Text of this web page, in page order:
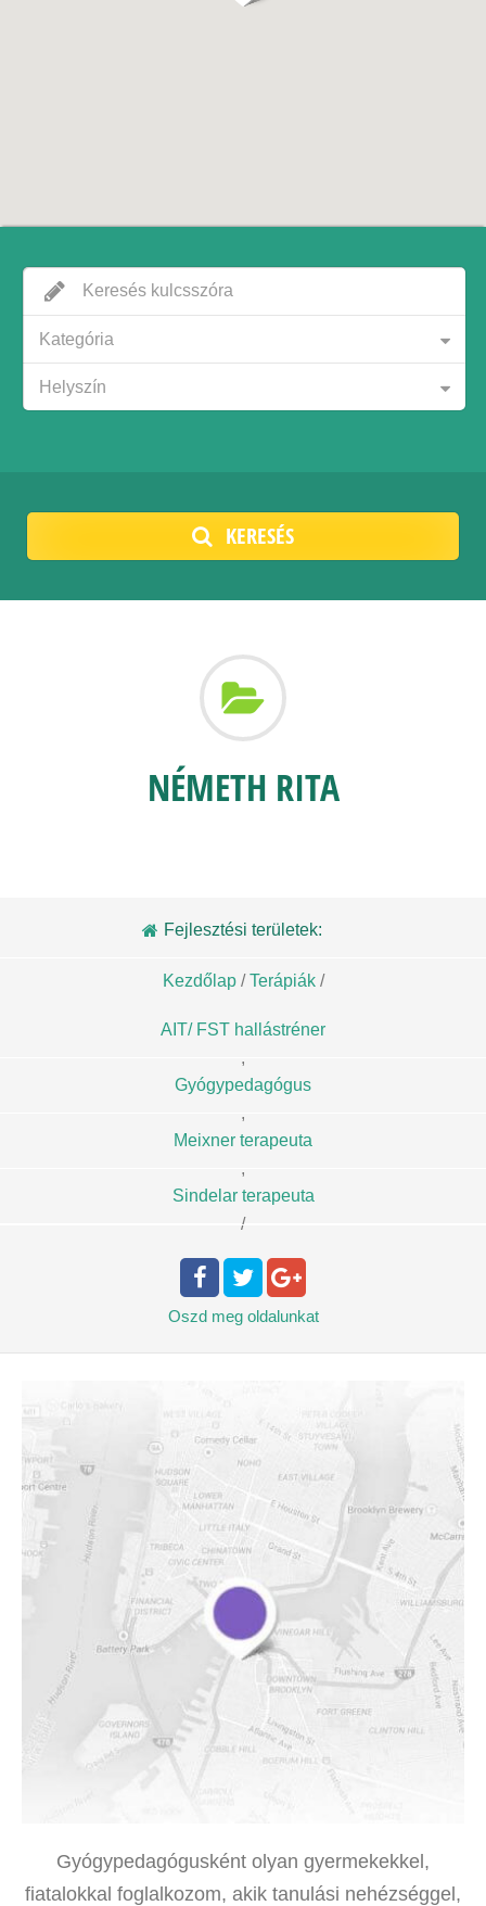
Kategória
Helyszín
KERESÉS
NÉMETH RITA
Fejlesztési területek:
Kezdőlap / Terápiák /
AIT/ FST hallástréner
,
Gyógypedagógus
,
Meixner terapeuta
,
Sindelar terapeuta
/
Oszd meg oldalunkat
Gyógypedagógusként olyan gyermekekkel,
fiatalokkal foglalkozom, akik tanulási nehézséggel,